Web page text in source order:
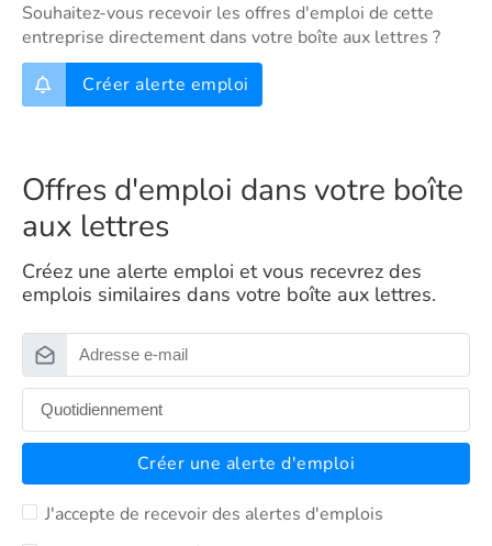
Souhaitez-vous recevoir les offres d'emploi de cette
entreprise directement dans votre boîte aux lettres ?
Créer alerte emploi
Offres d'emploi dans votre boîte
aux lettres
Créez une alerte emploi et vous recevrez des
emplois similaires dans votre boîte aux lettres.
Créer une alerte d'emploi
J'accepte de recevoir des alertes d'emplois